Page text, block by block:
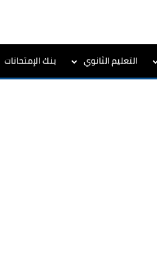
التعليم الثانوي بنك الإمتحانات